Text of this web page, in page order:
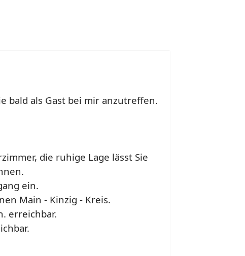
bald als Gast bei mir anzutreffen.
die ruhige Lage lässt Sie
ein.
Main - Kinzig - Kreis.
erreichbar.